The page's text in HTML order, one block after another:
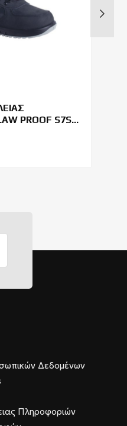
PROOF S7S
Δεδομένων
Πληροφοριών